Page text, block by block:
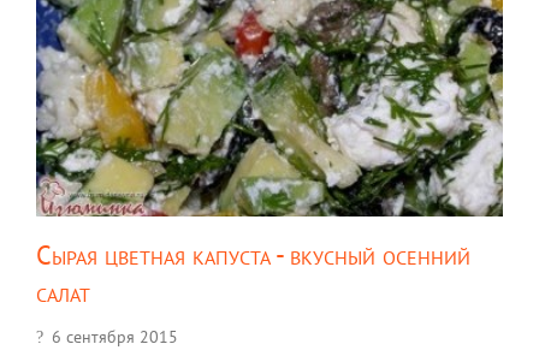
Сырая цветная капуста - вкусный осенний
салат
6 сентября 2015